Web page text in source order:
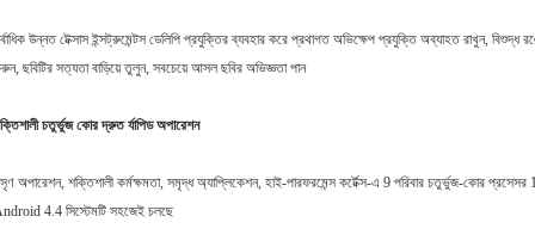
উন্নত টেক্সাস ইন্সট্রুমেন্টস ডেলিপি প্রযুক্তির ব্যবহার করে প্রথাগত অভিক্ষেপ প্রযুক্তি অব্যাহত রাখুন, বিশুদ্ধ
ছবিটির সত্যতা বাড়িয়ে তুলুন, সবচেয়ে আসল ছবির অভিজ্ঞতা পান
চতুর্ভুজ কোর দ্রুত র্যাপিড অপারেশন
অপারেশন, শক্তিশালী কর্মক্ষমতা, সমৃদ্ধ অ্যাপ্লিকেশন, হাই-পারফরমেন্স কর্টেক্স-এ 9 পরিবার চতুর্ভুজ-কোর
4.4 সিস্টেমটি সহজেই চলছে